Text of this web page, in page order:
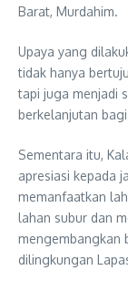
Barat, Murdahim.
Upaya yang
tidak hanya
tapi juga menjadi
berkelanjutan
Sementara itu,
apresiasi kepada
memanfaatkan
lahan subur dan
mengembangkan
dilingkungan